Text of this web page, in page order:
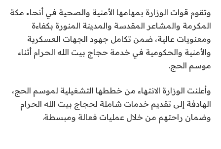
وتقوم قوات الوزارة بمهامها الأمنية والصحية في أنحاء مكة
المكرمة والمشاعر المقدسة والمدينة المنورة بكفاءة
ومعنويات عالية، ضمن تكامل جهود الجهات العسكرية
والأمنية والحكومية في خدمة حجاج بيت الله الحرام أثناء
موسم الحج.
وأعلنت الوزارة الانتهاء من خططها التشغيلية لموسم الحج،
الهادفة إلى تقديم خدمات شاملة لحجاج بيت الله الحرام
وضمان راحتهم من خلال عمليات فعالة ومبسطة.